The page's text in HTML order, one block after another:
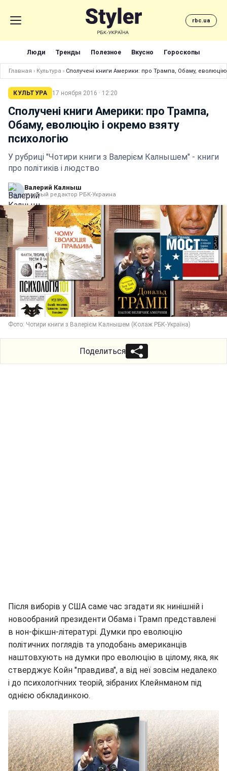
rbc.ua
Люди Тренды Полезное Вкусно Гороскопы
Главная › Культура › Сполучені книги Америки: про Трампа, Обаму, еволюцію
КУЛЬТУРА 17 ноября 2016 · 12:20
Сполучені книги Америки: про Трампа,
Обаму, еволюцію і окремо взяту
психологію
У рубриці "Чотири книги з Валерієм Калнышем" - книги
про політиків і людство
Валерий Калныш
главный редактор РБК-Украина
Фото: Чотири книги з Валерієм Калнышем (Колаж РБК-Україна)
Поделиться
Після виборів у США саме час згадати як нинішній і
новообраний президенти Обама і Трамп представлені
в нон-фікшн-літературі. Думки про еволюцію
політичних поглядів та уподобань американців
наштовхують на думки про еволюцію в цілому, яка, як
стверджує Койн "правдива", а від неї зовсім недалеко
і до психологічних теорій, зібраних Клейнманом під
однією обкладинкою.